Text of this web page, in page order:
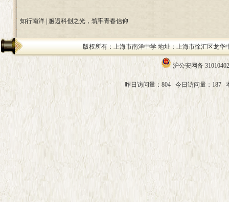
知行南洋 | 邂逅科创之光，筑牢青春信仰
版权所有：上海市南洋中学 地址：上海市徐汇区龙华
沪公安网备
昨日访问量：804 今日访问量：187